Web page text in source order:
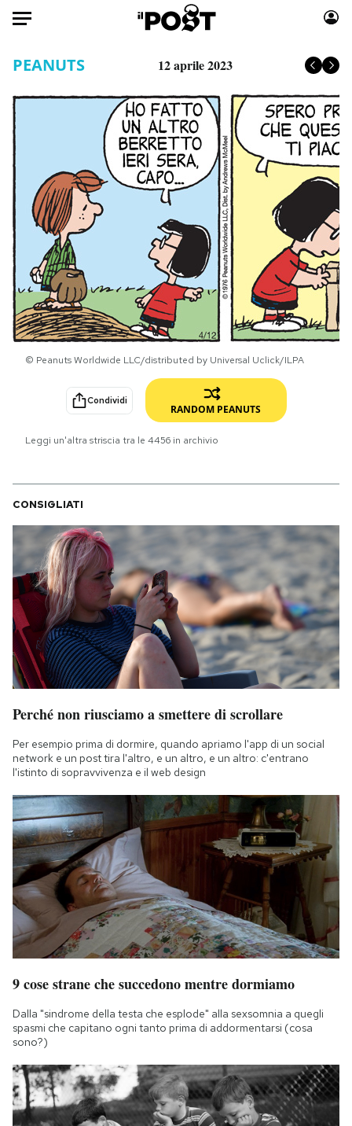
HOME
Politica
Tecnologia
Internet
Scienza
Cultura
Economia
Sport
Moda
Libri
Consumismi
Storie/Idee
Ok Boomer!
Media
Europa
Altrecose
Mondiali calcio 2026
PODCAST
NEWSLETTER
I MIEI PREFERITI
SHOP
CALENDARIO
AREA PERSONALE
Area Personale
Notifiche mobile
Regala il Post
Hai bisogno di aiuto?
Esci
PEANUTS 12 aprile 2023
© Peanuts Worldwide LLC/distributed by Universal Uclick/ILPA
Condividi
RANDOM PEANUTS
Leggi un'altra striscia tra le 4456 in archivio
CONSIGLIATI
Perché non riusciamo a smettere di scrollare
Per esempio prima di dormire, quando apriamo l'app di un social
network e un post tira l'altro, e un altro, e un altro: c'entrano
l'istinto di sopravvivenza e il web design
9 cose strane che succedono mentre dormiamo
Dalla "sindrome della testa che esplode" alla sexsomnia a quegli
spasmi che capitano ogni tanto prima di addormentarsi (cosa
sono?)